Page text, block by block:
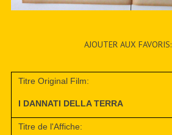
AJOUTER AUX FAVORIS:
Titre Original Film:
I DANNATI DELLA TERRA
Titre de l'Affiche: